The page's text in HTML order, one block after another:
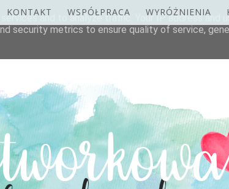
KONTAKT WSPÓŁPRACA WYRÓŻNIENIA
and to analyze traffic. Your IP address and
security metrics to ensure quality of service,